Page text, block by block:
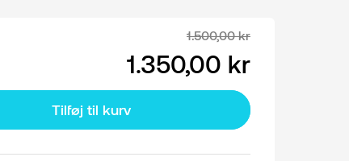
1.500,00 kr
1.350,00 kr
Tilføj til kurv